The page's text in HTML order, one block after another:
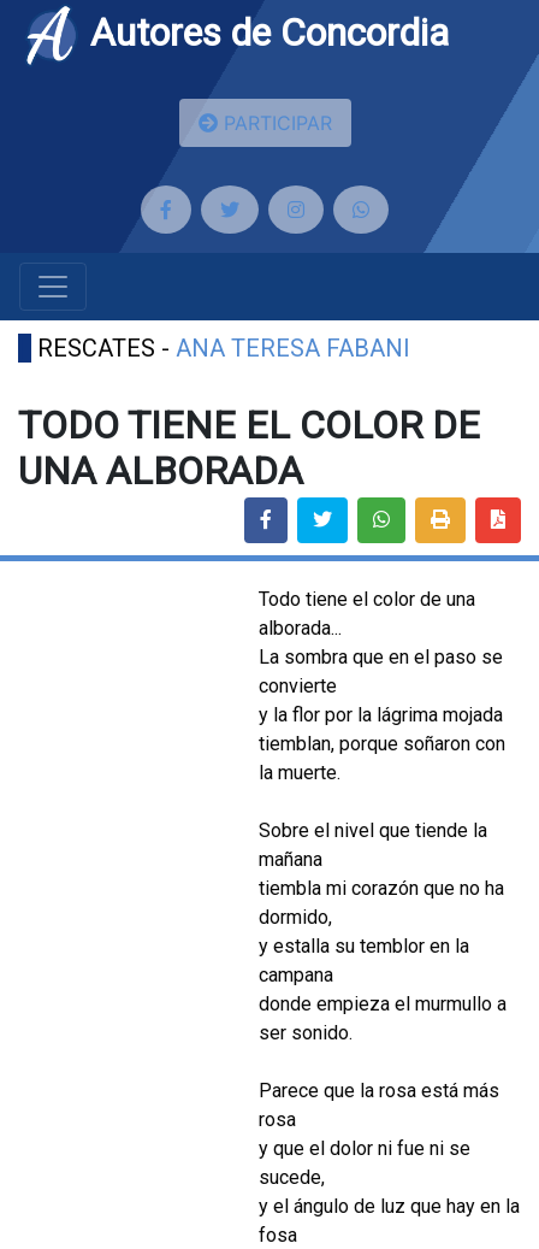
Autores de Concordia
PARTICIPAR
RESCATES - ANA TERESA FABANI
TODO TIENE EL COLOR DE
UNA ALBORADA
Todo tiene el color de una
alborada...
La sombra que en el paso se
convierte
y la flor por la lágrima mojada
tiemblan, porque soñaron con
la muerte.
Sobre el nivel que tiende la
mañana
tiembla mi corazón que no ha
dormido,
y estalla su temblor en la
campana
donde empieza el murmullo a
ser sonido.
Parece que la rosa está más
rosa
y que el dolor ni fue ni se
sucede,
y el ángulo de luz que hay en la
fosa